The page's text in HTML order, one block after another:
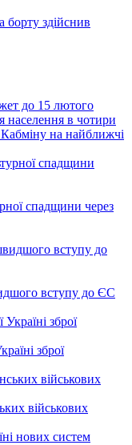
здійснив
до 15 лютого
населення в чотири
на найближчі
спадщини через
вступу до ЄС
зброї
військових